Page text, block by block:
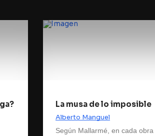
La musa de lo imposible
Alberto Manguel
Según Mallarmé, en cada obra